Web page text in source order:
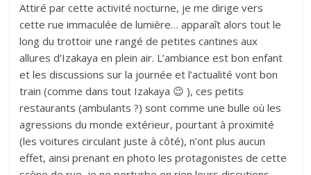
Attiré par cette activité nocturne, je me dirige vers
cette rue immaculée de lumière… apparaît alors tout le
long du trottoir une rangé de petites cantines aux
allures d’Izakaya en plein air. L’ambiance est bon enfant
et les discussions sur la journée et l’actualité vont bon
train (comme dans tout Izakaya 😉 ), ces petits
restaurants (ambulants ?) sont comme une bulle où les
agressions du monde extérieur, pourtant à proximité
(les voitures circulant juste à côté), n’ont plus aucun
effet, ainsi prenant en photo les protagonistes de cette